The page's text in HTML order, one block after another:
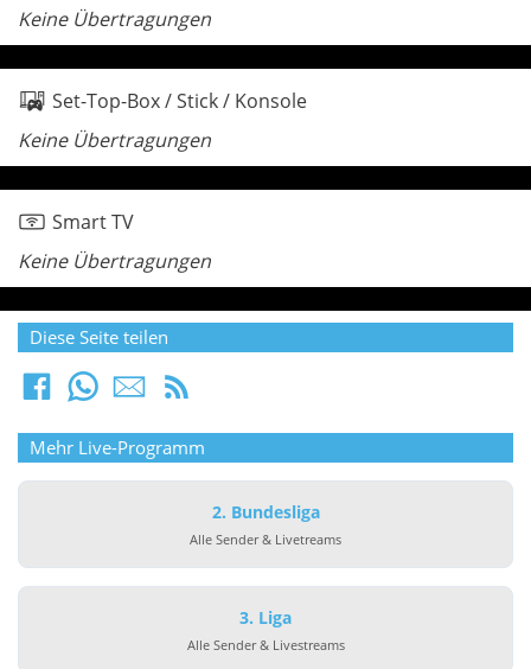
Keine Übertragungen
Set-Top-Box / Stick / Konsole
Keine Übertragungen
Smart TV
Keine Übertragungen
Diese Seite teilen
Mehr Live-Programm
2. Bundesliga
Alle Sender & Livetreams
3. Liga
Alle Sender & Livestreams